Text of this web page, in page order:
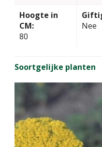
Hoogte in
CM:
80
Nee
Soortgelijke planten